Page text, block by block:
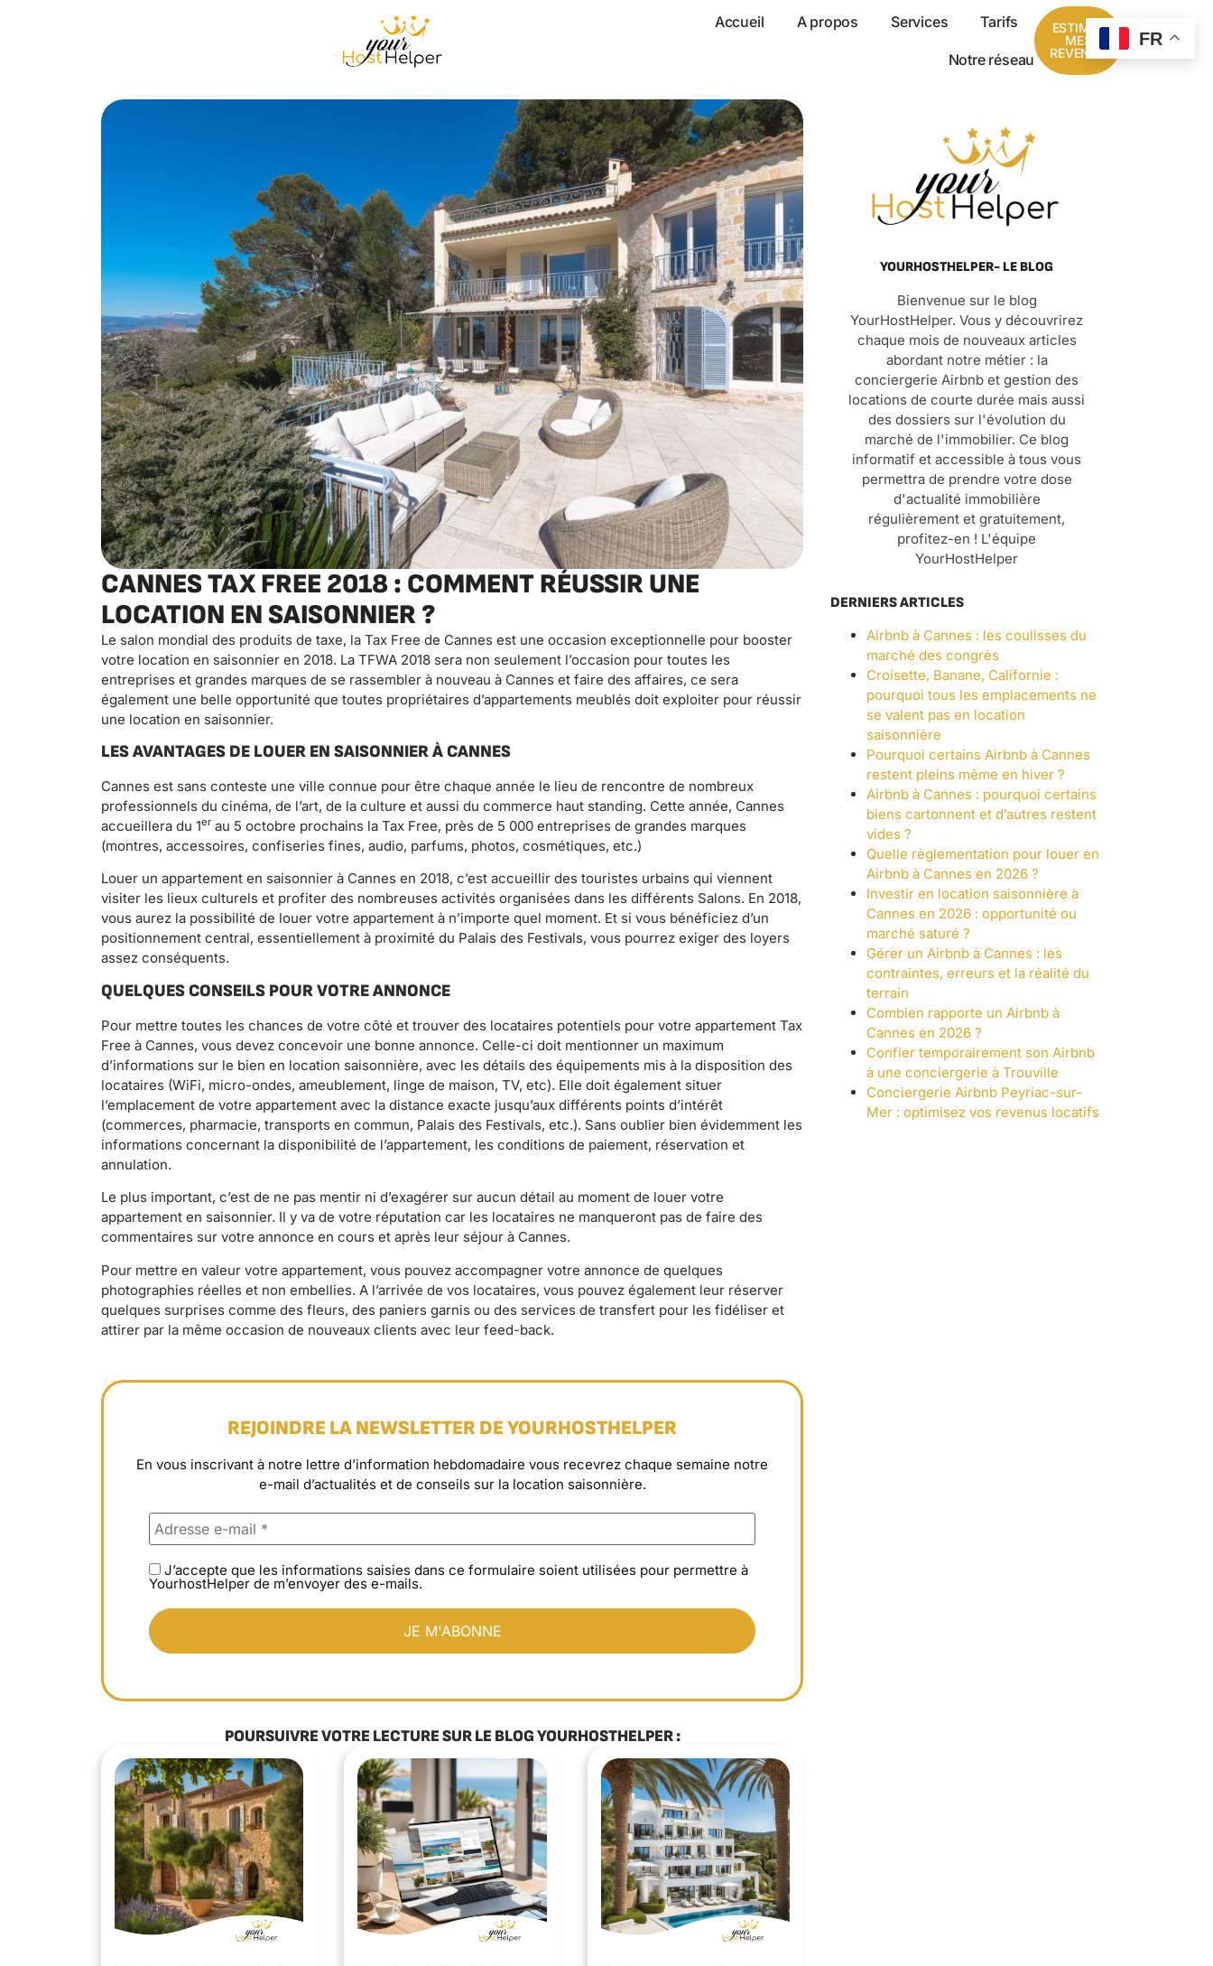
Accueil A propos Services Tarifs
Notre réseau
ESTIMER
MES
REVENUS
CANNES TAX FREE 2018 : COMMENT RÉUSSIR UNE
LOCATION EN SAISONNIER ?
Le salon mondial des produits de taxe, la Tax Free de Cannes est une occasion exceptionnelle pour booster
votre location en saisonnier en 2018. La TFWA 2018 sera non seulement l’occasion pour toutes les
entreprises et grandes marques de se rassembler à nouveau à Cannes et faire des affaires, ce sera
également une belle opportunité que toutes propriétaires d’appartements meublés doit exploiter pour réussir
une location en saisonnier.
LES AVANTAGES DE LOUER EN SAISONNIER À CANNES
Cannes est sans conteste une ville connue pour être chaque année le lieu de rencontre de nombreux
professionnels du cinéma, de l’art, de la culture et aussi du commerce haut standing. Cette année, Cannes
accueillera du 1er au 5 octobre prochains la Tax Free, près de 5 000 entreprises de grandes marques
(montres, accessoires, confiseries fines, audio, parfums, photos, cosmétiques, etc.)
Louer un appartement en saisonnier à Cannes en 2018, c’est accueillir des touristes urbains qui viennent
visiter les lieux culturels et profiter des nombreuses activités organisées dans les différents Salons. En 2018,
vous aurez la possibilité de louer votre appartement à n’importe quel moment. Et si vous bénéficiez d’un
positionnement central, essentiellement à proximité du Palais des Festivals, vous pourrez exiger des loyers
assez conséquents.
QUELQUES CONSEILS POUR VOTRE ANNONCE
Pour mettre toutes les chances de votre côté et trouver des locataires potentiels pour votre appartement Tax
Free à Cannes, vous devez concevoir une bonne annonce. Celle-ci doit mentionner un maximum
d’informations sur le bien en location saisonnière, avec les détails des équipements mis à la disposition des
locataires (WiFi, micro-ondes, ameublement, linge de maison, TV, etc). Elle doit également situer
l’emplacement de votre appartement avec la distance exacte jusqu’aux différents points d’intérêt
(commerces, pharmacie, transports en commun, Palais des Festivals, etc.). Sans oublier bien évidemment les
informations concernant la disponibilité de l’appartement, les conditions de paiement, réservation et
annulation.
Le plus important, c’est de ne pas mentir ni d’exagérer sur aucun détail au moment de louer votre
appartement en saisonnier. Il y va de votre réputation car les locataires ne manqueront pas de faire des
commentaires sur votre annonce en cours et après leur séjour à Cannes.
Pour mettre en valeur votre appartement, vous pouvez accompagner votre annonce de quelques
photographies réelles et non embellies. A l’arrivée de vos locataires, vous pouvez également leur réserver
quelques surprises comme des fleurs, des paniers garnis ou des services de transfert pour les fidéliser et
attirer par la même occasion de nouveaux clients avec leur feed-back.
REJOINDRE LA NEWSLETTER DE YOURHOSTHELPER
En vous inscrivant à notre lettre d’information hebdomadaire vous recevrez chaque semaine notre
e-mail d’actualités et de conseils sur la location saisonnière.
J’accepte que les informations saisies dans ce formulaire soient utilisées pour permettre à
YourhostHelper de m’envoyer des e-mails.
POURSUIVRE VOTRE LECTURE SUR LE BLOG YOURHOSTHELPER :
YOURHOSTHELPER- LE BLOG
Bienvenue sur le blog
YourHostHelper. Vous y découvrirez
chaque mois de nouveaux articles
abordant notre métier : la
conciergerie Airbnb et gestion des
locations de courte durée mais aussi
des dossiers sur l'évolution du
marché de l'immobilier. Ce blog
informatif et accessible à tous vous
permettra de prendre votre dose
d'actualité immobilière
régulièrement et gratuitement,
profitez-en ! L'équipe
YourHostHelper
DERNIERS ARTICLES
Airbnb à Cannes : les coulisses du
marché des congrès
Croisette, Banane, Californie :
pourquoi tous les emplacements ne
se valent pas en location
saisonnière
Pourquoi certains Airbnb à Cannes
restent pleins même en hiver ?
Airbnb à Cannes : pourquoi certains
biens cartonnent et d’autres restent
vides ?
Quelle règlementation pour louer en
Airbnb à Cannes en 2026 ?
Investir en location saisonnière à
Cannes en 2026 : opportunité ou
marché saturé ?
Gérer un Airbnb à Cannes : les
contraintes, erreurs et la réalité du
terrain
Combien rapporte un Airbnb à
Cannes en 2026 ?
Confier temporairement son Airbnb
à une conciergerie à Trouville
Conciergerie Airbnb Peyriac-sur-
Mer : optimisez vos revenus locatifs
FR